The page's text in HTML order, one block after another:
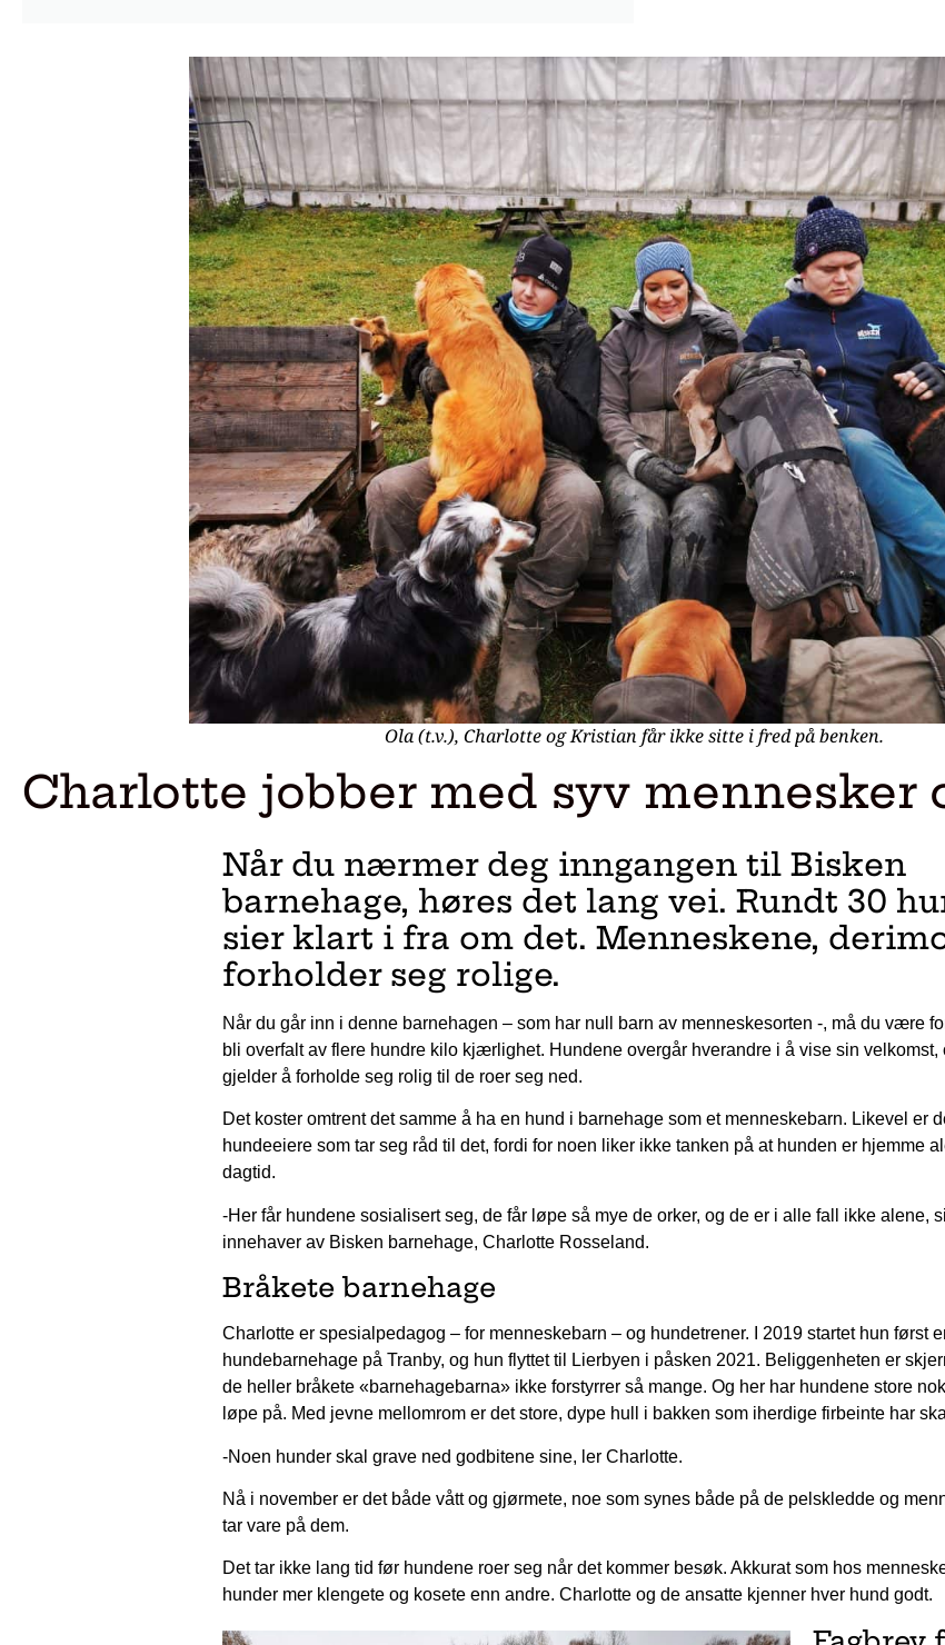
Ola (t.v.), Charlotte og Kristian får ikke sitte i fred på benken.
Charlotte jobber med syv mennesker
Når du nærmer deg inngangen til Bisken
barnehage, høres det lang vei. Rundt 30
sier klart i fra om det. Menneskene,
forholder seg rolige.
Når du går inn i denne barnehagen – som har null barn av menneskesorten -, må du være
bli overfalt av flere hundre kilo kjærlighet. Hundene overgår hverandre i å vise sin velkomst,
gjelder å forholde seg rolig til de roer seg ned.
Det koster omtrent det samme å ha en hund i barnehage som et menneskebarn. Likevel er
hundeeiere som tar seg råd til det, fordi for noen liker ikke tanken på at hunden er hjemme
dagtid.
-Her får hundene sosialisert seg, de får løpe så mye de orker, og de er i alle fall ikke alene,
innehaver av Bisken barnehage, Charlotte Rosseland.
Bråkete barnehage
Charlotte er spesialpedagog – for menneskebarn – og hundetrener. I 2019 startet hun først
hundebarnehage på Tranby, og hun flyttet til Lierbyen i påsken 2021. Beliggenheten er
de heller bråkete «barnehagebarna» ikke forstyrrer så mange. Og her har hundene store
løpe på. Med jevne mellomrom er det store, dype hull i bakken som iherdige firbeinte har
-Noen hunder skal grave ned godbitene sine, ler Charlotte.
Nå i november er det både vått og gjørmete, noe som synes både på de pelskledde og
tar vare på dem.
Det tar ikke lang tid før hundene roer seg når det kommer besøk. Akkurat som hos
hunder mer klengete og kosete enn andre. Charlotte og de ansatte kjenner hver hund godt.